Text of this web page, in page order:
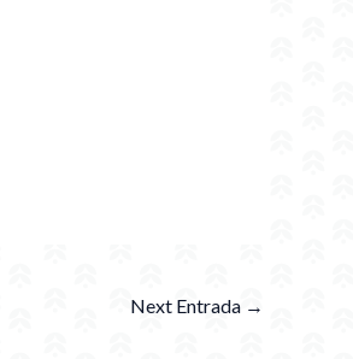
Next Entrada →